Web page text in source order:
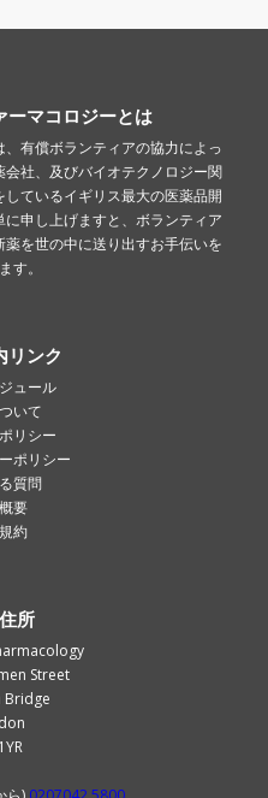
ーマコロジーとは
有償ボランティアの協力によっ
社、及びバイオテクノロジー関
ているイギリス最大の医薬品開
申し上げますと、ボランティア
を世の中に送り出すお手伝いを
す。
リンク
ュール
いて
リシー
ポリシー
質問
要
約
所
Street
Bridge